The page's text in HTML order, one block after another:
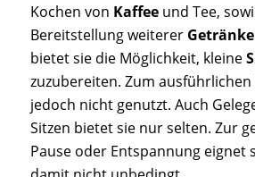
Kochen von Kaffeeund Tee,
Bereitstellung weiterer
bietet sie die Möglichkeit, kleine
zuzubereiten. Zum
jedoch nicht genutzt. Auch
Sitzen bietet sie nur selten. Zur
Pause oder Entspannung eignet